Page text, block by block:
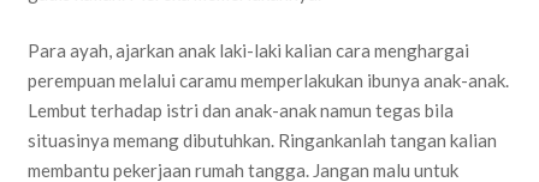
Para ayah, ajarkan anak laki-laki kalian cara menghargai
perempuan melalui caramu memperlakukan ibunya anak-anak.
Lembut terhadap istri dan anak-anak namun tegas bila
situasinya memang dibutuhkan. Ringankanlah tangan kalian
membantu pekerjaan rumah tangga. Jangan malu untuk